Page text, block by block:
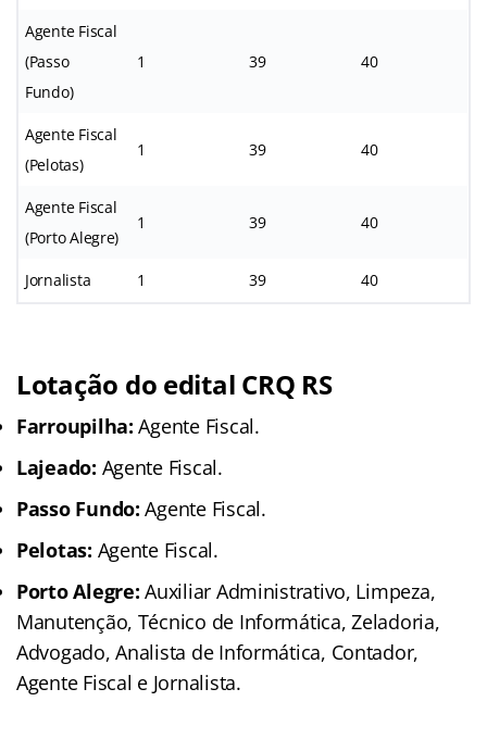
Agente Fiscal
(Passo
Fundo)
1 39 40
Agente Fiscal
(Pelotas)
1 39 40
Agente Fiscal
(Porto Alegre)
1 39 40
Jornalista 1 39 40
Lotação do edital CRQ RS
Farroupilha: Agente Fiscal.
Lajeado: Agente Fiscal.
Passo Fundo: Agente Fiscal.
Pelotas: Agente Fiscal.
Porto Alegre: Auxiliar Administrativo, Limpeza,
Manutenção, Técnico de Informática, Zeladoria,
Advogado, Analista de Informática, Contador,
Agente Fiscal e Jornalista.